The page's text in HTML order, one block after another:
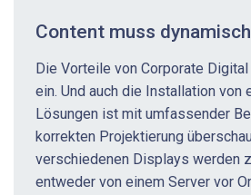
Content muss
Die Vorteile von Corporate
ein. Und auch die Installation von
Lösungen ist mit umfassender
korrekten Projektierung
verschiedenen Displays werden
entweder von einem Server vor